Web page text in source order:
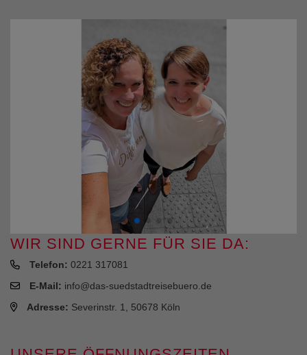
WIR SIND GERNE FÜR SIE DA:
Telefon: 0221 317081
E-Mail: info@das-suedstadtreisebuero.de
Adresse: Severinstr. 1, 50678 Köln